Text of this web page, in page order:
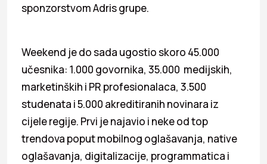
sponzorstvom Adris grupe.
Weekend je do sada ugostio skoro 45.000
učesnika: 1.000 govornika, 35.000 medijskih,
marketinških i PR profesionalaca, 3.500
studenata i 5.000 akreditiranih novinara iz
cijele regije. Prvi je najavio i neke od top
trendova poput mobilnog oglašavanja, native
oglašavanja, digitalizacije, programmatica i